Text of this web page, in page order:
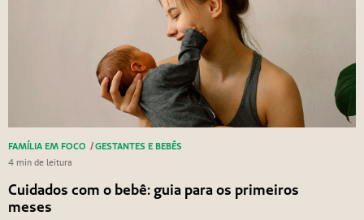
FAMÍLIA EM FOCO /GESTANTES E BEBÊS
4 min de leitura
Cuidados com o bebê: guia para os primeiros
meses